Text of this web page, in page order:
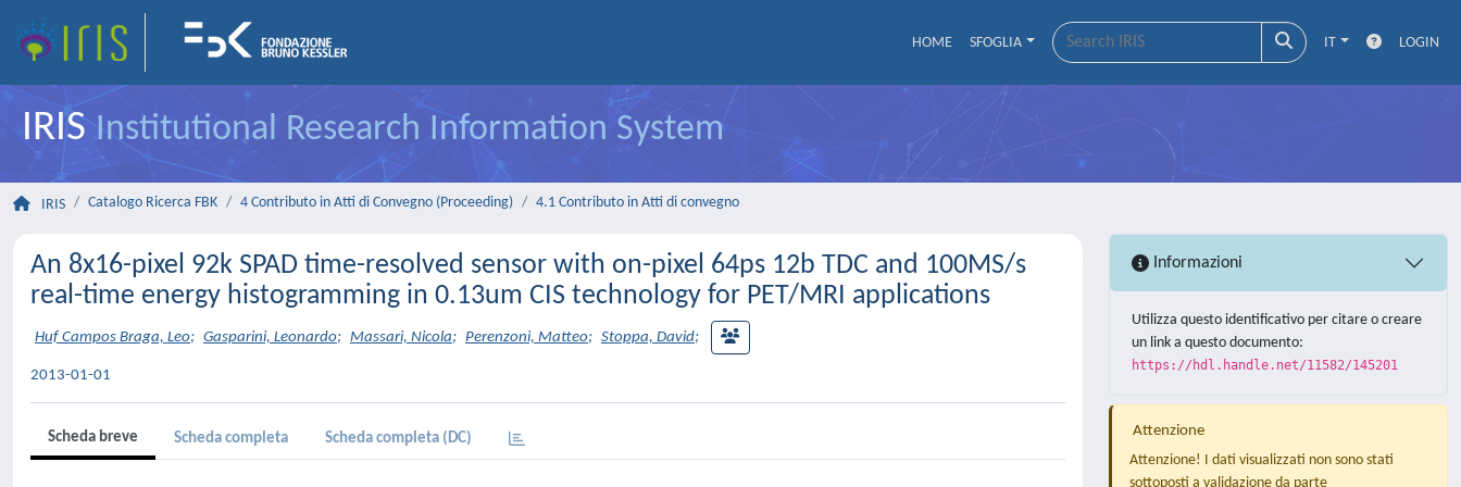
HOME SFOGLIA IT LOGIN
IRISInstitutional Research Information System
IRIS Catalogo Ricerca FBK 4 Contributo in Atti di Convegno (Proceeding) 4.1 Contributo in Atti di convegno
An 8x16-pixel 92k SPAD time-resolved sensor with on-pixel 64ps 12b TDC and 100MS/s
real-time energy histogramming in 0.13um CIS technology for PET/MRI applications
Huf Campos Braga, Leo; Gasparini, Leonardo; Massari, Nicola; Perenzoni, Matteo; Stoppa, David;
2013-01-01
Scheda breve Scheda completa Scheda completa (DC)
Informazioni
Utilizza questo identificativo per citare o creare
un link a questo documento:
https://hdl.handle.net/11582/145201
Attenzione
Attenzione! I dati visualizzati non sono stati
sottoposti a validazione da parte